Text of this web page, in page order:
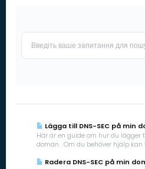
Lägga till DNS-SEC på min
Här är en guide om hur du lägger
domän. Om du behöver hjälp kan
Radera DNS-SEC på min